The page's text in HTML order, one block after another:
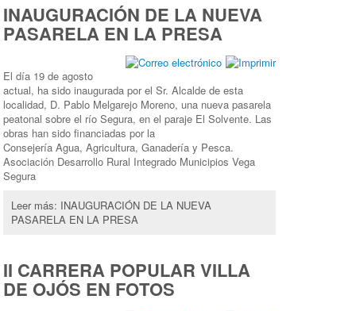
INAUGURACIÓN DE LA NUEVA
PASARELA EN LA PRESA
El día 19 de agosto
actual, ha sido inaugurada por el Sr. Alcalde de esta
localidad, D. Pablo Melgarejo Moreno, una nueva pasarela
peatonal sobre el río Segura, en el paraje El Solvente. Las
obras han sido financiadas por la
Consejería Agua, Agricultura, Ganadería y Pesca.
Asociación Desarrollo Rural Integrado Municipios Vega
Segura
Leer más: INAUGURACIÓN DE LA NUEVA
PASARELA EN LA PRESA
II CARRERA POPULAR VILLA
DE OJÓS EN FOTOS